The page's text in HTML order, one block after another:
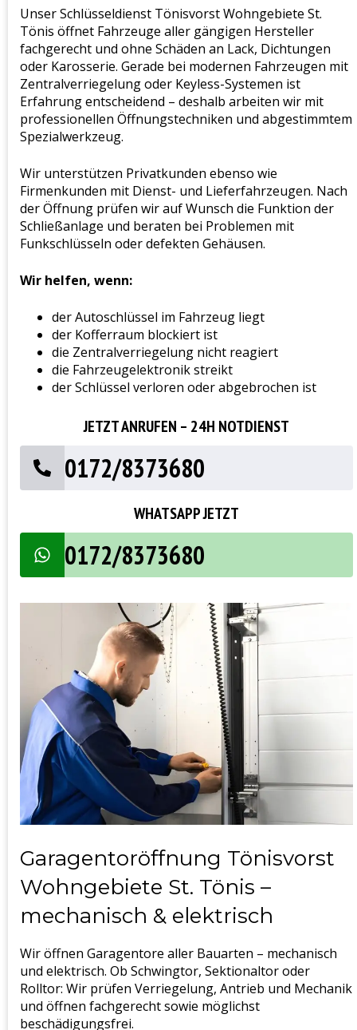
Unser Schlüsseldienst Tönisvorst Wohngebiete St.
Tönis öffnet Fahrzeuge aller gängigen Hersteller
fachgerecht und ohne Schäden an Lack, Dichtungen
oder Karosserie. Gerade bei modernen Fahrzeugen mit
Zentralverriegelung oder Keyless-Systemen ist
Erfahrung entscheidend – deshalb arbeiten wir mit
professionellen Öffnungstechniken und abgestimmtem
Spezialwerkzeug.
Wir unterstützen Privatkunden ebenso wie
Firmenkunden mit Dienst- und Lieferfahrzeugen. Nach
der Öffnung prüfen wir auf Wunsch die Funktion der
Schließanlage und beraten bei Problemen mit
Funkschlüsseln oder defekten Gehäusen.
Wir helfen, wenn:
der Autoschlüssel im Fahrzeug liegt
der Kofferraum blockiert ist
die Zentralverriegelung nicht reagiert
die Fahrzeugelektronik streikt
der Schlüssel verloren oder abgebrochen ist
JETZT ANRUFEN – 24H NOTDIENST
0172/8373680
WHATSAPP JETZT
0172/8373680
Garagentoröffnung Tönisvorst
Wohngebiete St. Tönis –
mechanisch & elektrisch
Wir öffnen Garagentore aller Bauarten – mechanisch
und elektrisch. Ob Schwingtor, Sektionaltor oder
Rolltor: Wir prüfen Verriegelung, Antrieb und Mechanik
und öffnen fachgerecht sowie möglichst
beschädigungsfrei.